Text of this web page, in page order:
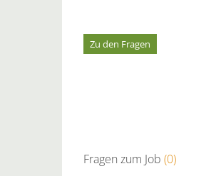
Zu den Fragen
Fragen zum Job (0)